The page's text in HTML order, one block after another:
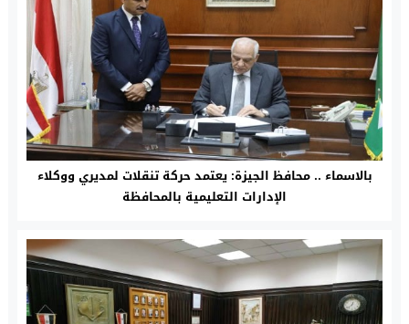
بالاسماء .. محافظ الجيزة: يعتمد حركة تنقلات لمديري ووكلاء
الإدارات التعليمية بالمحافظة